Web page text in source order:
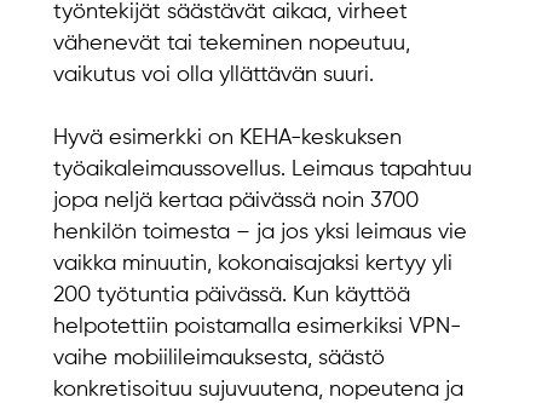
työntekijät säästävät aikaa, virheet
vähenevät tai tekeminen nopeutuu,
vaikutus voi olla yllättävän suuri.
Hyvä esimerkki on KEHA-keskuksen
työaikaleimaussovellus. Leimaus tapahtuu
jopa neljä kertaa päivässä noin 3700
henkilön toimesta – ja jos yksi leimaus vie
vaikka minuutin, kokonaisajaksi kertyy yli
200 työtuntia päivässä. Kun käyttöä
helpotettiin poistamalla esimerkiksi VPN-
vaihe mobiilileimauksesta, säästö
konkretisoituu sujuvuutena, nopeutena ja